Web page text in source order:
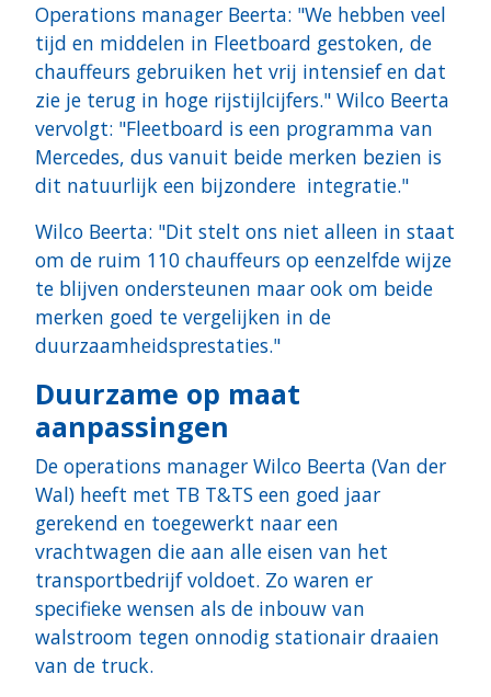
Operations manager Beerta: "We hebben veel
tijd en middelen in Fleetboard gestoken, de
chauffeurs gebruiken het vrij intensief en dat
zie je terug in hoge rijstijlcijfers." Wilco Beerta
vervolgt: "Fleetboard is een programma van
Mercedes, dus vanuit beide merken bezien is
dit natuurlijk een bijzondere integratie."
Wilco Beerta: "Dit stelt ons niet alleen in staat
om de ruim 110 chauffeurs op eenzelfde wijze
te blijven ondersteunen maar ook om beide
merken goed te vergelijken in de
duurzaamheidsprestaties."
Duurzame op maat
aanpassingen
De operations manager Wilco Beerta (Van der
Wal) heeft met TB T&TS een goed jaar
gerekend en toegewerkt naar een
vrachtwagen die aan alle eisen van het
transportbedrijf voldoet. Zo waren er
specifieke wensen als de inbouw van
walstroom tegen onnodig stationair draaien
van de truck.